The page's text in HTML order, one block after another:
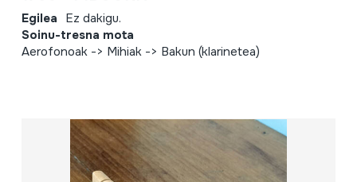
Egilea Ez dakigu.
Soinu-tresna mota
Aerofonoak -> Mihiak -> Bakun (klarinetea)